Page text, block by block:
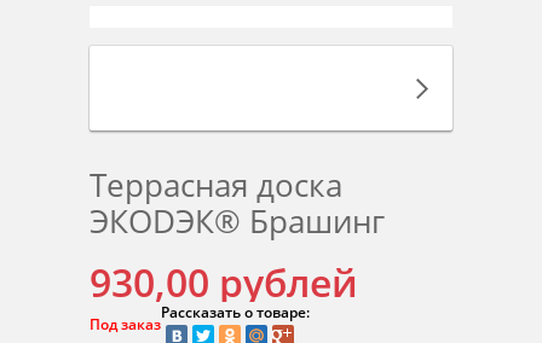
Террасная доска
ЭКОDЭК® Брашинг
930,00 рублей
Под заказ
Рассказать о товаре: